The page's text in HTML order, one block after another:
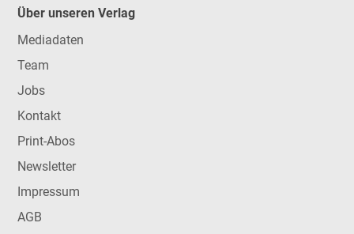
Über unseren Verlag
Mediadaten
Team
Jobs
Kontakt
Print-Abos
Newsletter
Impressum
AGB